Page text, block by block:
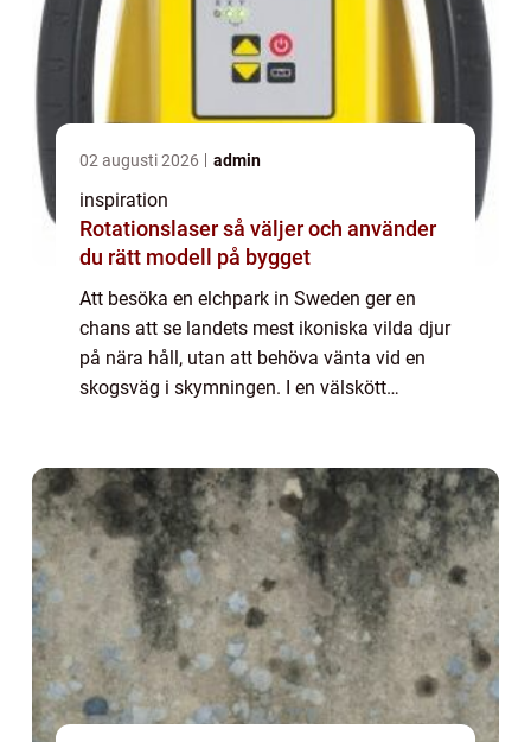
02 augusti 2026 admin
inspiration
Rotationslaser så väljer och använder
du rätt modell på bygget
Att besöka en elchpark in Sweden ger en
chans att se landets mest ikoniska vilda djur
på nära håll, utan att behöva vänta vid en
skogsväg i skymningen. I en välskött